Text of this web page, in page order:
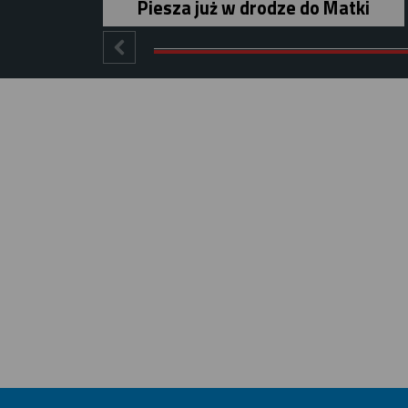
Piesza już w drodze do Matki